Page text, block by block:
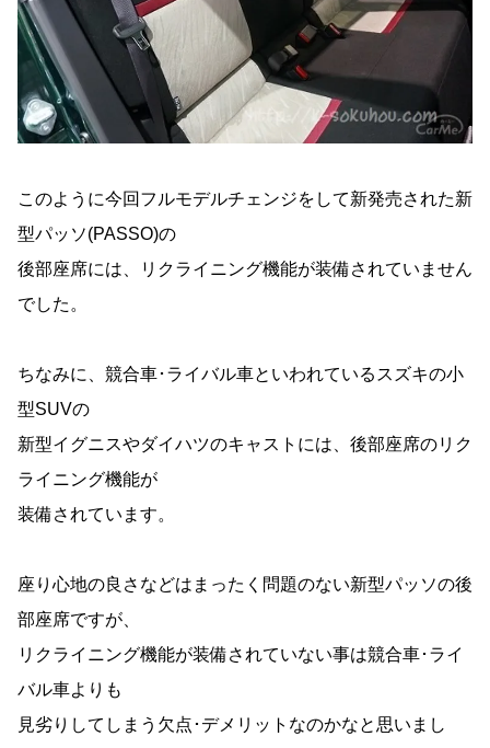
このように今回フルモデルチェンジをして新発売された新
型パッソ(PASSO)の
後部座席には、リクライニング機能が装備されていません
でした。
ちなみに、競合車･ライバル車といわれているスズキの小
型SUVの
新型イグニスやダイハツのキャストには、後部座席のリク
ライニング機能が
装備されています。
座り心地の良さなどはまったく問題のない新型パッソの後
部座席ですが、
リクライニング機能が装備されていない事は競合車･ライ
バル車よりも
見劣りしてしまう欠点･デメリットなのかなと思いまし